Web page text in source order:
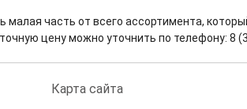
малая часть от всего ассортимента,
цену можно уточнить по телефону: 8
Карта сайта